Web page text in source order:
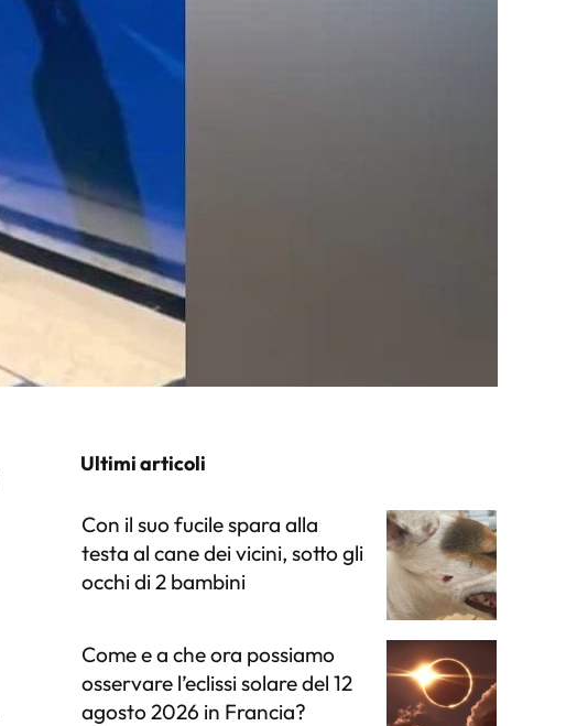
Ultimi articoli
Con il suo fucile spara alla
testa al cane dei vicini, sotto gli
occhi di 2 bambini
Come e a che ora possiamo
osservare l’eclissi solare del 12
agosto 2026 in Francia?